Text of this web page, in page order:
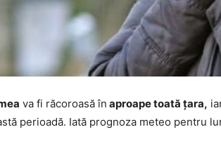
va fi răcoroasă în aproape toată ţara,
perioadă. Iată prognoza meteo pentru